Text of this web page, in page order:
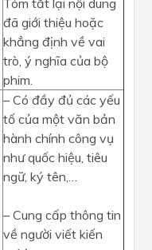
Tóm tắt lại nội dung
đã giới thiệu hoặc
khẳng định về vai
trò, ý nghĩa của bộ
phim.
– Có đầy đủ các yếu
tố của một văn bản
hành chính công vụ
như quốc hiệu, tiêu
ngữ, ký tên,…
– Cung cấp thông tin
về người viết kiến